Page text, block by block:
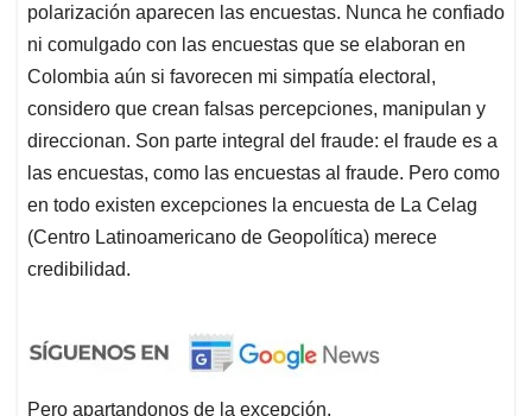
polarización aparecen las encuestas. Nunca he confiado
ni comulgado con las encuestas que se elaboran en
Colombia aún si favorecen mi simpatía electoral,
considero que crean falsas percepciones, manipulan y
direccionan. Son parte integral del fraude: el fraude es a
las encuestas, como las encuestas al fraude. Pero como
en todo existen excepciones la encuesta de La Celag
(Centro Latinoamericano de Geopolítica) merece
credibilidad.
Pero apartandonos de la excepción,